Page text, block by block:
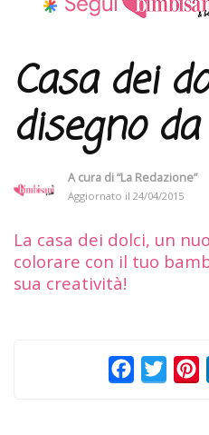
Casa dei
disegno
A cura di“La Redazione”
Aggiornato il 24/04/2015
La casa dei dolci, un
colorare con il tuo
sua creatività!
Facebook